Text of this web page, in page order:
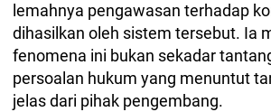
lemahnya pengawasan terhadap
dihasilkan oleh sistem tersebut. Ia
fenomena ini bukan sekadar
persoalan hukum yang menuntut
jelas dari pihak pengembang.